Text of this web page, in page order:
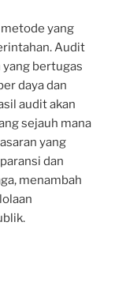
yang
Audit
bertugas
daya dan
audit akan
sejauh mana
yang
dan
menambah